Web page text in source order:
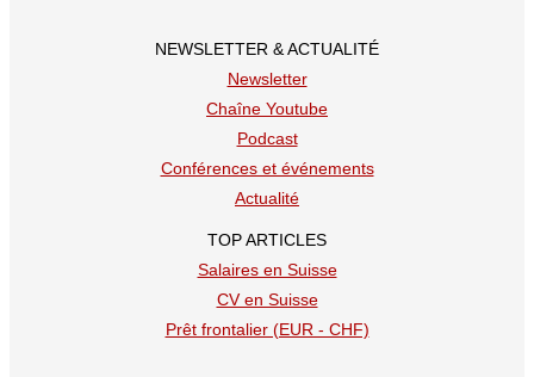
NEWSLETTER & ACTUALITÉ
Newsletter
Chaîne Youtube
Podcast
Conférences et événements
Actualité
TOP ARTICLES
Salaires en Suisse
CV en Suisse
Prêt frontalier (EUR - CHF)